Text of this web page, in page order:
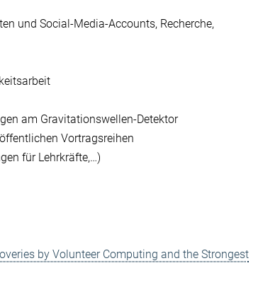
und Social-Media-Accounts, Recherche,
am Gravitationswellen-Detektor
Vortragsreihen
für Lehrkräfte,…)
by Volunteer Computing and the Strongest